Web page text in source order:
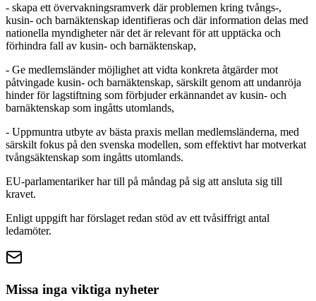
- skapa ett övervakningsramverk där problemen kring tvångs-,
kusin- och barnäktenskap identifieras och där information delas med
nationella myndigheter när det är relevant för att upptäcka och
förhindra fall av kusin- och barnäktenskap,
- Ge medlemsländer möjlighet att vidta konkreta åtgärder mot
påtvingade kusin- och barnäktenskap, särskilt genom att undanröja
hinder för lagstiftning som förbjuder erkännandet av kusin- och
barnäktenskap som ingåtts utomlands,
- Uppmuntra utbyte av bästa praxis mellan medlemsländerna, med
särskilt fokus på den svenska modellen, som effektivt har motverkat
tvångsäktenskap som ingåtts utomlands.
EU-parlamentariker har till på måndag på sig att ansluta sig till
kravet.
Enligt uppgift har förslaget redan stöd av ett tvåsiffrigt antal
ledamöter.
Missa inga viktiga nyheter